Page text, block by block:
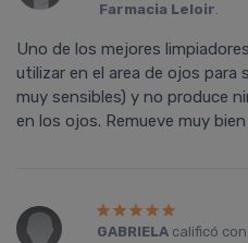
Farmacia Leloir.
Uno de los mejores
utilizar en el area de ojos para
muy sensibles) y no produce
en los ojos. Remueve muy
GABRIELAcalificó con